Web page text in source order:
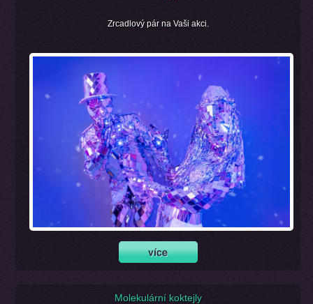
Zrcadlový pár na Vaši akci.
Molekulární koktejly